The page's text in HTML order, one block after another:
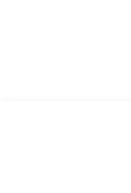
güzel paketlenmiş ama